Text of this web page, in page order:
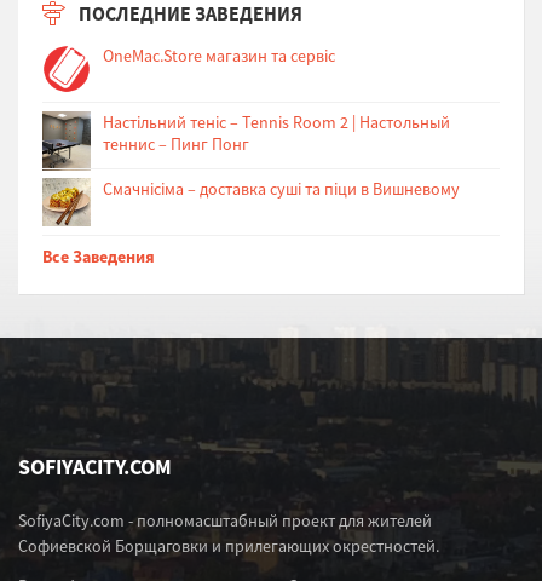
ПОСЛЕДНИЕ ЗАВЕДЕНИЯ
OneMac.Store магазин та сервіс
Настільний теніс – Tennis Room 2 | Настольный
теннис – Пинг Понг
Cмачнісіма – доставка суші та піци в Вишневому
Все Заведения
SOFIYACITY.COM
SofiyaCity.com - полномасштабный проект для жителей
Софиевской Борщаговки и прилегающих окрестностей.